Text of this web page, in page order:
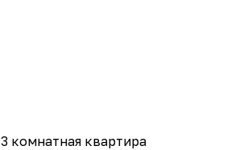
комнатная квартира